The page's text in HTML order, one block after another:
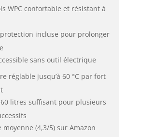
WPC confortable et résistant à
incluse pour prolonger
sans outil électrique
réglable jusqu’à 60 °C par fort
litres suffisant pour plusieurs
moyenne (4,3/5) sur Amazon